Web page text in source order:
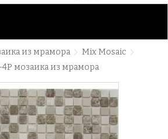
из мрамора
Mix Mosaic
4P мозаика из мрамора